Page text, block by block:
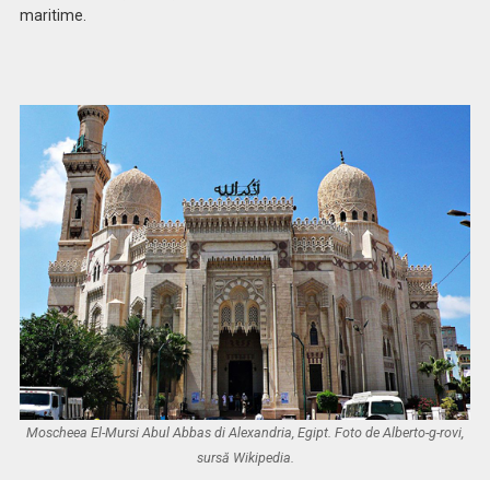
maritime.
Moscheea El-Mursi Abul Abbas di Alexandria, Egipt. Foto de Alberto-g-rovi,
sursă Wikipedia.